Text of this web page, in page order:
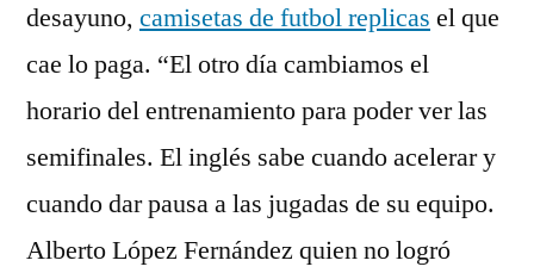
desayuno, camisetas de futbol replicas el que
cae lo paga. “El otro día cambiamos el
horario del entrenamiento para poder ver las
semifinales. El inglés sabe cuando acelerar y
cuando dar pausa a las jugadas de su equipo.
Alberto López Fernández quien no logró